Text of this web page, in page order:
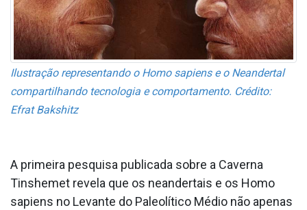
Ilustração representando o Homo sapiens e o Neandertal
compartilhando tecnologia e comportamento. Crédito:
Efrat Bakshitz
A primeira pesquisa publicada sobre a Caverna
Tinshemet revela que os neandertais e os Homo
sapiens no Levante do Paleolítico Médio não apenas